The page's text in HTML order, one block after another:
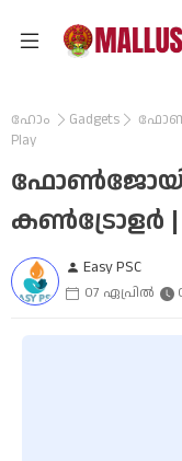
ഹോം Gadgets
Play
ഫോൺജോയി
കൺട്രോളർ |
Easy PSC
07 ഏപ്രിൽ